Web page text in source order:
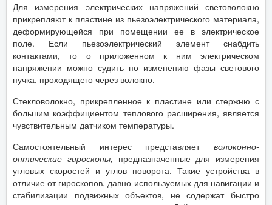
Для измерения электрических напряжений световолокно
прикрепляют к пластине из пьезоэлектрического материала,
деформирующейся при помещении ее в электрическое
поле. Если пьезоэлектрический элемент снабдить
контактами, то о приложенном к ним электрическом
напряжении можно судить по изменению фазы светового
пучка, проходящего через волокно.
Стекловолокно, прикрепленное к пластине или стержню с
большим коэффициентом теплового расширения, является
чувствительным датчиком температуры.
Самостоятельный интерес представляет волоконно-
оптические гироскопы, предназначенные для измерения
угловых скоростей и углов поворота. Такие устройства в
отличие от гироскопов, давно используемых для навигации и
стабилизации подвижных объектов, не содержат быстро